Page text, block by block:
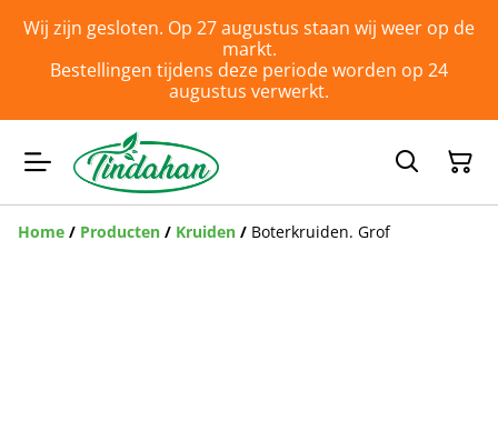
Wij zijn gesloten. Op 27 augustus staan wij weer op de
markt.
Bestellingen tijdens deze periode worden op 24
augustus verwerkt.
Home / Producten / Kruiden / Boterkruiden. Grof